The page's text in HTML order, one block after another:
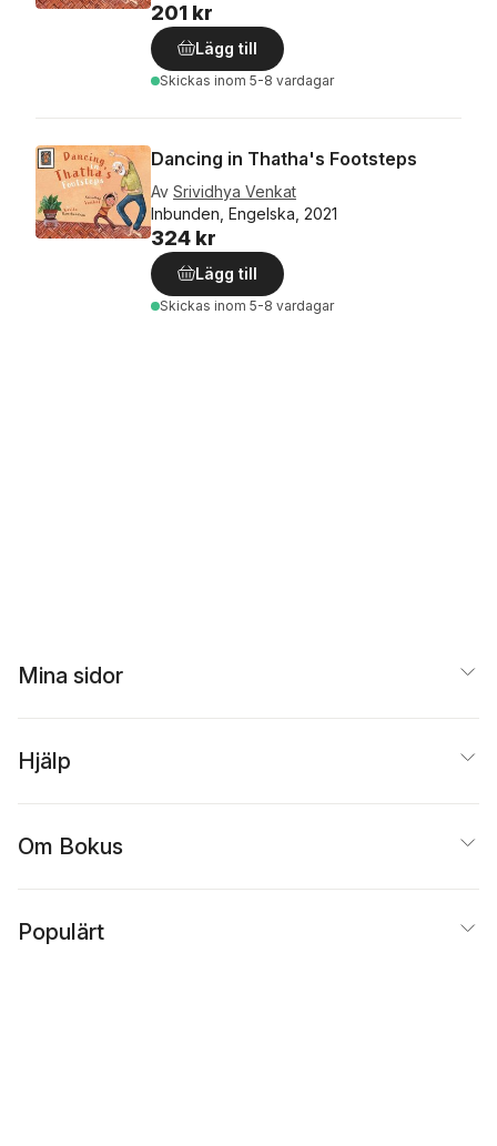
201 kr
Lägg till
Skickas inom 5-8 vardagar
Dancing in Thatha's Footsteps
Av Srividhya Venkat
Inbunden, Engelska, 2021
324 kr
Lägg till
Skickas inom 5-8 vardagar
Mina sidor
Hjälp
Om Bokus
Populärt